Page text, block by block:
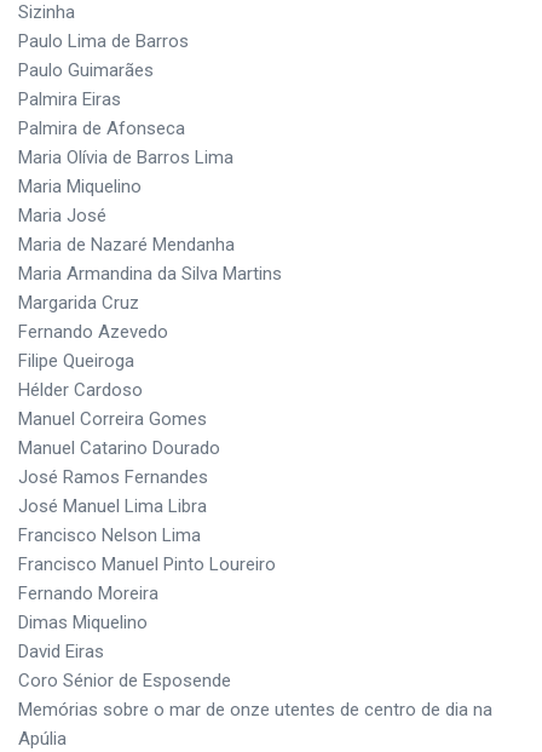
Sizinha
Paulo Lima de Barros
Paulo Guimarães
Palmira Eiras
Palmira de Afonseca
Maria Olívia de Barros Lima
Maria Miquelino
Maria José
Maria de Nazaré Mendanha
Maria Armandina da Silva Martins
Margarida Cruz
Fernando Azevedo
Filipe Queiroga
Hélder Cardoso
Manuel Correira Gomes
Manuel Catarino Dourado
José Ramos Fernandes
José Manuel Lima Libra
Francisco Nelson Lima
Francisco Manuel Pinto Loureiro
Fernando Moreira
Dimas Miquelino
David Eiras
Coro Sénior de Esposende
Memórias sobre o mar de onze utentes de centro de dia na
Apúlia